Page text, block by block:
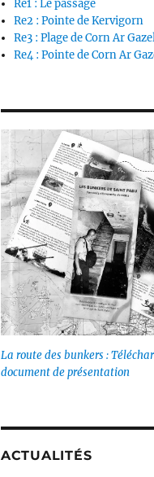
Re1 : Le passage
Re2 : Pointe de Kervigorn
Re3 : Plage de Corn Ar
Re4 : Pointe de Corn Ar
La route des bunkers :
document de présentation
ACTUALITÉS